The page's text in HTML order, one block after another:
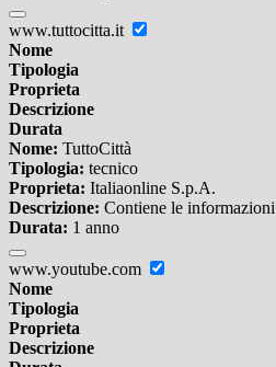
www.tuttocitta.it
Nome
Tipologia
Proprieta
Descrizione
Durata
Nome: TuttoCittà
Tipologia: tecnico
Proprieta: Italiaonline S.p.A.
Descrizione: Contiene le
Durata: 1 anno
www.youtube.com
Nome
Tipologia
Proprieta
Descrizione